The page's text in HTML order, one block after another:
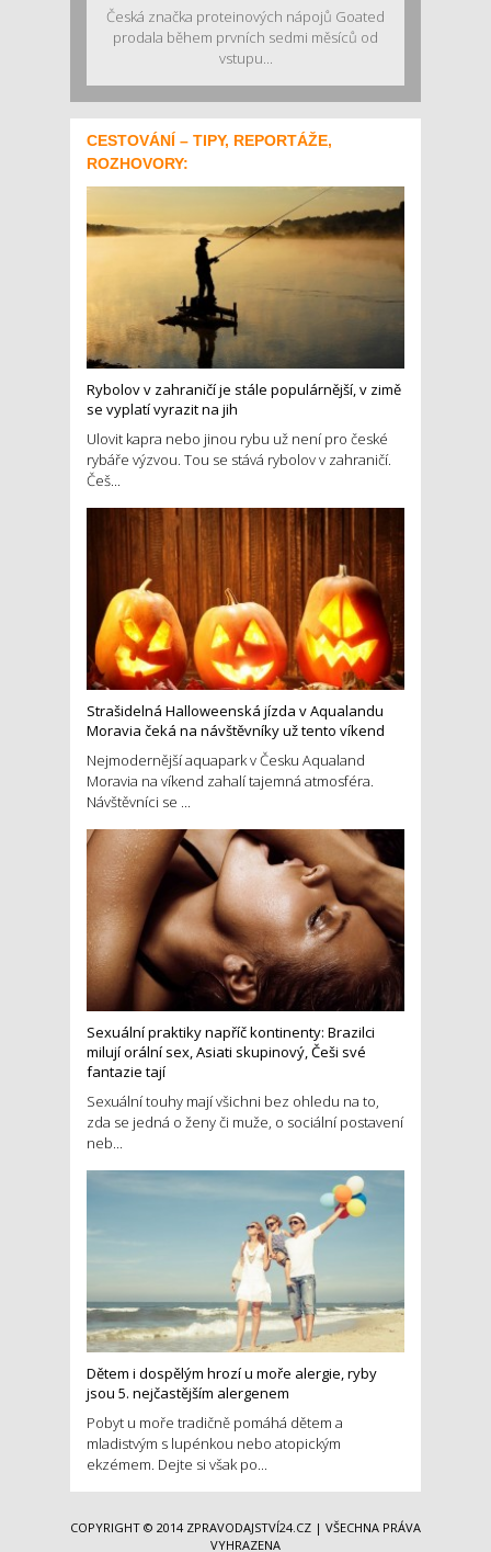
Česká značka proteinových nápojů Goated
prodala během prvních sedmi měsíců od
vstupu...
CESTOVÁNÍ – TIPY, REPORTÁŽE,
ROZHOVORY:
Rybolov v zahraničí je stále populárnější, v zimě
se vyplatí vyrazit na jih
Ulovit kapra nebo jinou rybu už není pro české
rybáře výzvou. Tou se stává rybolov v zahraničí.
Češ...
Strašidelná Halloweenská jízda v Aqualandu
Moravia čeká na návštěvníky už tento víkend
Nejmodernější aquapark v Česku Aqualand
Moravia na víkend zahalí tajemná atmosféra.
Návštěvníci se ...
Sexuální praktiky napříč kontinenty: Brazilci
milují orální sex, Asiati skupinový, Češi své
fantazie tají
Sexuální touhy mají všichni bez ohledu na to,
zda se jedná o ženy či muže, o sociální postavení
neb...
Dětem i dospělým hrozí u moře alergie, ryby
jsou 5. nejčastějším alergenem
Pobyt u moře tradičně pomáhá dětem a
mladistvým s lupénkou nebo atopickým
ekzémem. Dejte si však po...
COPYRIGHT © 2014 ZPRAVODAJSTVÍ24.CZ | VŠECHNA PRÁVA
VYHRAZENA